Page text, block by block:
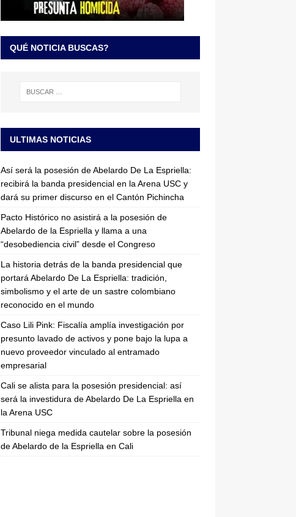
QUÉ NOTICIA BUSCAS?
ULTIMAS NOTICIAS
Así será la posesión de Abelardo De La Espriella:
recibirá la banda presidencial en la Arena USC y
dará su primer discurso en el Cantón Pichincha
Pacto Histórico no asistirá a la posesión de
Abelardo de la Espriella y llama a una
“desobediencia civil” desde el Congreso
La historia detrás de la banda presidencial que
portará Abelardo De La Espriella: tradición,
simbolismo y el arte de un sastre colombiano
reconocido en el mundo
Caso Lili Pink: Fiscalía amplía investigación por
presunto lavado de activos y pone bajo la lupa a
nuevo proveedor vinculado al entramado
empresarial
Cali se alista para la posesión presidencial: así
será la investidura de Abelardo De La Espriella en
la Arena USC
Tribunal niega medida cautelar sobre la posesión
de Abelardo de la Espriella en Cali